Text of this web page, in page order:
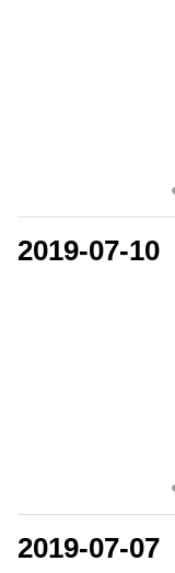
2019-07-10
2019-07-07